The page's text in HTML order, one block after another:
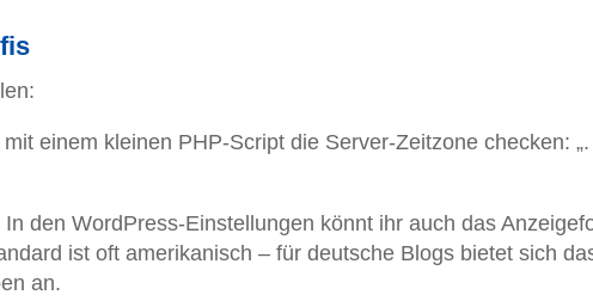
einem kleinen PHP-Script die Server-Zeitzone checken:
In den WordPress-Einstellungen könnt ihr auch das
ist oft amerikanisch – für deutsche Blogs bietet sich
an.